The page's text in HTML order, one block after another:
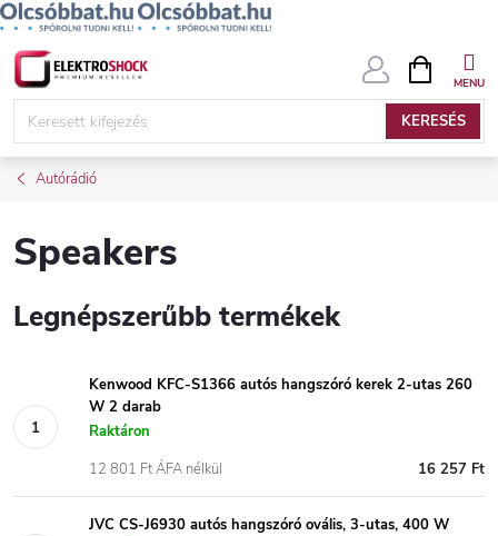
Ugrás
KERESÉS
KOSÁR
Autórádió
Speakers
Legnépszerűbb termékek
Kenwood KFC-S1366 autós hangszóró kerek 2-utas 260
W 2 darab
Raktáron
16 257 Ft
12 801 Ft ÁFA nélkül
JVC CS-J6930 autós hangszóró ovális, 3-utas, 400 W